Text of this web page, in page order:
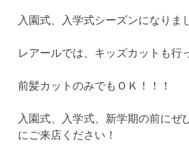
入園式、入学式シーズンになりま
レアールでは、キッズカットも行
前髪カットのみでもＯＫ！！！
入園式、入学式、新学期の前にぜ
にご来店ください！